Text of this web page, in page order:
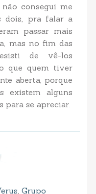
consegui me
dois, pra falar a
passar mais
mas no fim das
de vê-los
que quem tiver
aberta, porque
existem alguns
para se apreciar.
, Grupo